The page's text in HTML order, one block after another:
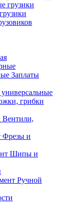
Заплаты
грибки
Вентили,
Фрезы и
Шипы и
Ручной